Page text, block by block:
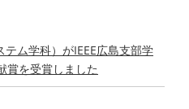
ム学科）がIEEE広島支部学
賞を受賞しました